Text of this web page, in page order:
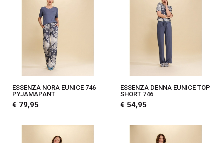
ESSENZA NORA EUNICE 746
PYJAMAPANT
€ 79,95
ESSENZA DENNA EUNICE TOP
SHORT 746
€ 54,95